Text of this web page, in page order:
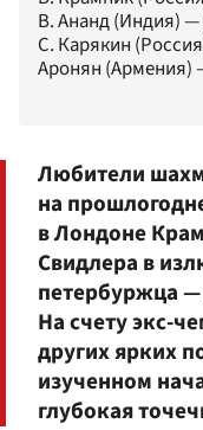
В. Ананд (Индия)
С. Карякин
Аронян (Армения)
Любители
на
в Лондоне
Свидлера в
петербуржца
На счету экс-
других ярких
изученном
глубокая